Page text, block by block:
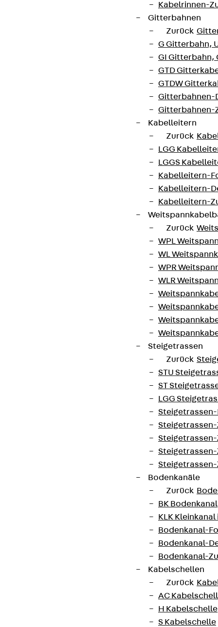
Kabelrinnen-
Gitterbahnen
Zurück
G Gitterbahn,
GI Gitterbahn,
GTD
GTDW
Gitterbahnen-
Gitterbahnen-
Kabelleitern
Zurück
LGG
LGGS
Kabelleitern-
Kabelleitern-
Kabelleitern-
Zurück
WPL
WL
WPR
WLR
Steigetrassen
Zurück
STU
ST
LGG
Steigetrassen-
Steigetrassen-
Steigetrassen-
Steigetrassen-
Bodenkanäle
Zurück
BK Bodenkanal
KLK
Bodenkanal-
Bodenkanal-
Bodenkanal-
Kabelschellen
Zurück
AC
H Kabelschelle
S Kabelschelle